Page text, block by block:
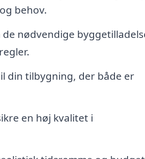
behov.
de nødvendige
din tilbygning, der både er
en høj kvalitet i